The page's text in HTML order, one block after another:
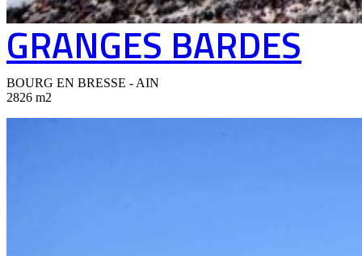
GRANGES BARDES
BOURG EN BRESSE - AIN
2826 m2